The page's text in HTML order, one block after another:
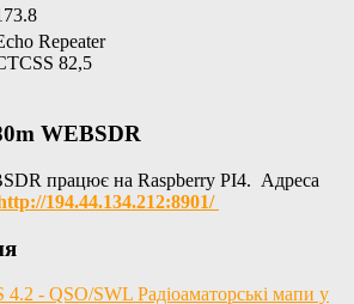
Repeater
82,5
WEBSDR
працює на Raspberry PI4. Адреса
194.44.134.212:8901/
- QSO/SWL Радіоаматорські мапи у